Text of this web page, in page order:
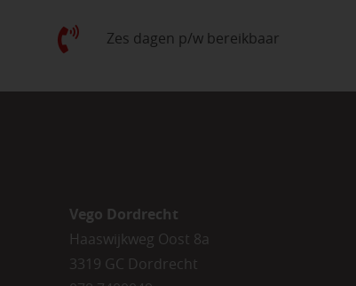
Zes dagen p/w bereikbaar
Vego Dordrecht
Haaswijkweg Oost 8a
3319 GC Dordrecht